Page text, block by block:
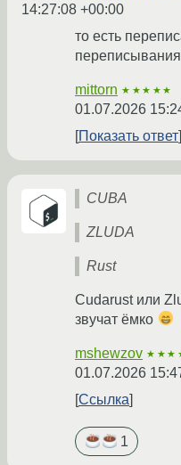
14:27:08 +00:00
то есть
mittorn ★★★★★
01.07.2026
Показать ответ
CUBA
ZLUDA
Rust
Cudarust или
звучат ёмко
mshewzov
01.07.2026
Ссылка
1